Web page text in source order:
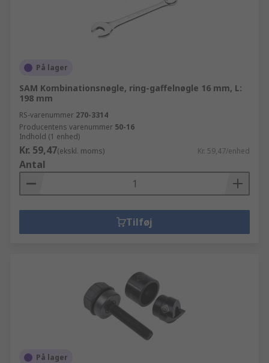
På lager
SAM Kombinationsnøgle, ring-gaffelnøgle 16 mm, L:
198 mm
RS-varenummer 270-3314
Producentens varenummer 50-16
Indhold (1 enhed)
Kr. 59,47(ekskl. moms) Kr. 59,47/enhed
Antal
Tilføj
På lager